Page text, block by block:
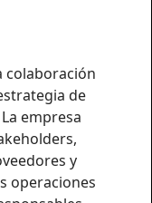
colaboración
de
empresa
y
operaciones